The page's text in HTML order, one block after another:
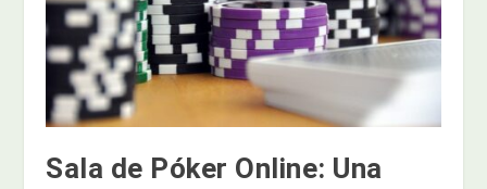
Sala de Póker Online: Una